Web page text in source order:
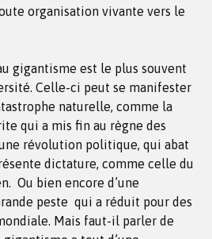
organisation vivante vers le
gigantisme est le plus souvent
Celle-ci peut se manifester
naturelle, comme la
qui a mis fin au règne des
révolution politique, qui abat
dictature, comme celle du
Ou bien encore d’une
peste qui a réduit pour des
Mais faut-il parler de